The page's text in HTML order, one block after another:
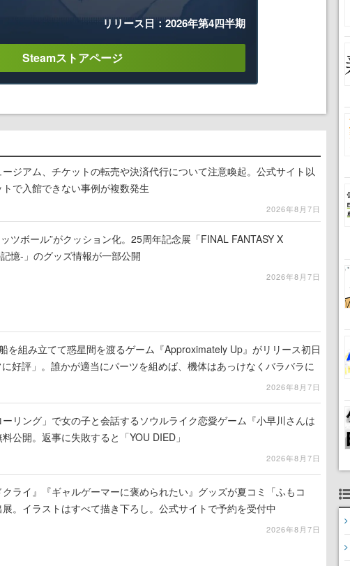
リリース日：2026年第4四半期
Steamストアページ
ジアム、チケットの転売や決済代行について注意喚起。公式サイト以
で入館できない事例が複数発生
2026年8月7日
ッツボール”がクッション化。25周年記念展「FINAL FANTASY X
憶-」のグッズ情報が一部公開
2026年8月7日
を組み立てて惑星間を渡るゲーム『Approximately Up』がリリース初日
好評」。誰かが適当にパーツを組めば、機体はあっけなくバラバラに
2026年8月7日
ーリング」で女の子と会話するソウルライク恋愛ゲーム『小早川さんは
公開。返事に失敗すると「YOU DIED」
2026年8月7日
クライ』『ギャルゲーマーに褒められたい』グッズが夏コミ「ふもコ
。イラストはすべて描き下ろし。公式サイトで予約を受付中
2026年8月7日